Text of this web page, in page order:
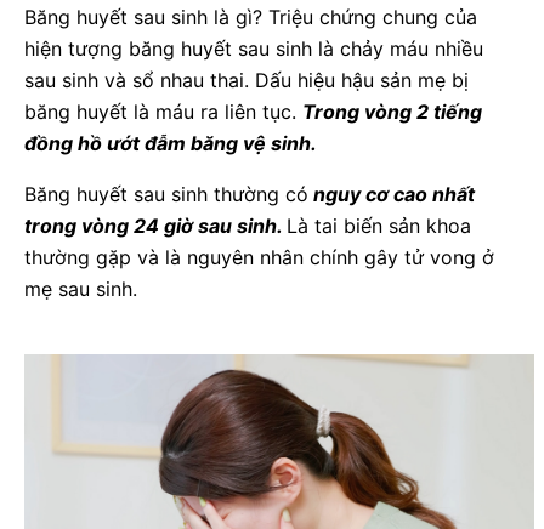
Băng huyết sau sinh là gì? Triệu chứng chung của
hiện tượng băng huyết sau sinh là chảy máu nhiều
sau sinh và sổ nhau thai. Dấu hiệu hậu sản mẹ bị
băng huyết là máu ra liên tục. Trong vòng 2 tiếng
đồng hồ ướt đẫm băng vệ sinh.
Băng huyết sau sinh thường có nguy cơ cao nhất
trong vòng 24 giờ sau sinh. Là tai biến sản khoa
thường gặp và là nguyên nhân chính gây tử vong ở
mẹ sau sinh.